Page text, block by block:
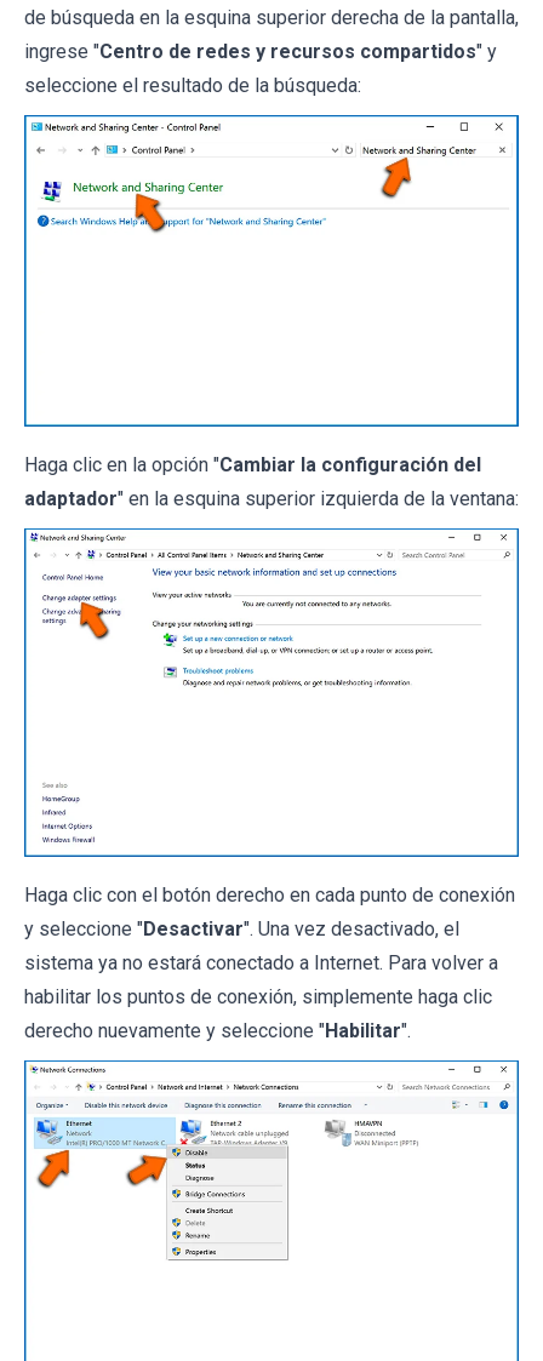
de búsqueda en la esquina superior derecha de la pantalla,
ingrese "Centro de redes y recursos compartidos" y
seleccione el resultado de la búsqueda:
Haga clic en la opción "Cambiar la configuración del
adaptador" en la esquina superior izquierda de la ventana:
Haga clic con el botón derecho en cada punto de conexión
y seleccione "Desactivar". Una vez desactivado, el
sistema ya no estará conectado a Internet. Para volver a
habilitar los puntos de conexión, simplemente haga clic
derecho nuevamente y seleccione "Habilitar".